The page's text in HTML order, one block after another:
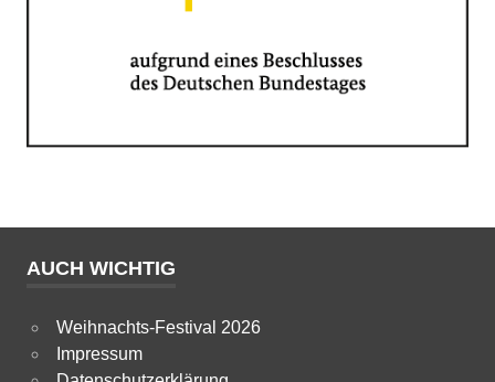
AUCH WICHTIG
Weihnachts-Festival 2026
Impressum